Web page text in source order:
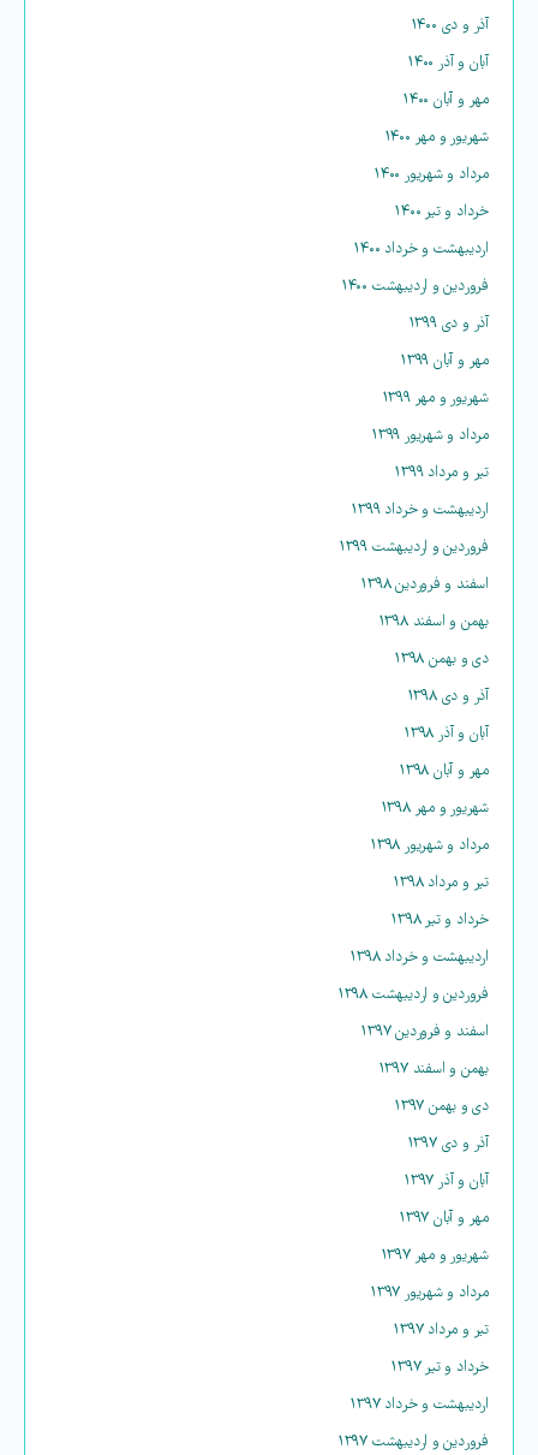
آذر و دی ۱۴۰۰
آبان و آذر ۱۴۰۰
مهر و آبان ۱۴۰۰
شهریور و مهر ۱۴۰۰
مرداد و شهریور ۱۴۰۰
خرداد و تیر ۱۴۰۰
اردیبهشت و خرداد ۱۴۰۰
فروردین و اردیبهشت ۱۴۰۰
آذر و دی ۱۳۹۹
مهر و آبان ۱۳۹۹
شهریور و مهر ۱۳۹۹
مرداد و شهریور ۱۳۹۹
تیر و مرداد ۱۳۹۹
اردیبهشت و خرداد ۱۳۹۹
فروردین و اردیبهشت ۱۳۹۹
اسفند و فروردین ۱۳۹۸
بهمن و اسفند ۱۳۹۸
دی و بهمن ۱۳۹۸
آذر و دی ۱۳۹۸
آبان و آذر ۱۳۹۸
مهر و آبان ۱۳۹۸
شهریور و مهر ۱۳۹۸
مرداد و شهریور ۱۳۹۸
تیر و مرداد ۱۳۹۸
خرداد و تیر ۱۳۹۸
اردیبهشت و خرداد ۱۳۹۸
فروردین و اردیبهشت ۱۳۹۸
اسفند و فروردین ۱۳۹۷
بهمن و اسفند ۱۳۹۷
دی و بهمن ۱۳۹۷
آذر و دی ۱۳۹۷
آبان و آذر ۱۳۹۷
مهر و آبان ۱۳۹۷
شهریور و مهر ۱۳۹۷
مرداد و شهریور ۱۳۹۷
تیر و مرداد ۱۳۹۷
خرداد و تیر ۱۳۹۷
اردیبهشت و خرداد ۱۳۹۷
فروردین و اردیبهشت ۱۳۹۷